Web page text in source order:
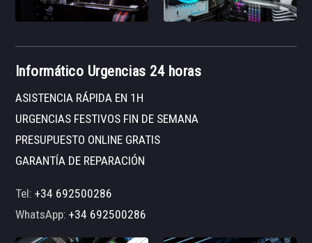
Informático Urgencias 24 horas
ASISTENCIA RÁPIDA EN 1H
URGENCIAS FESTIVOS FIN DE SEMANA
PRESUPUESTO ONLINE GRATIS
GARANTÍA DE REPARACIÓN
Tel:+34 692500286
WhatsApp:+34 692500286